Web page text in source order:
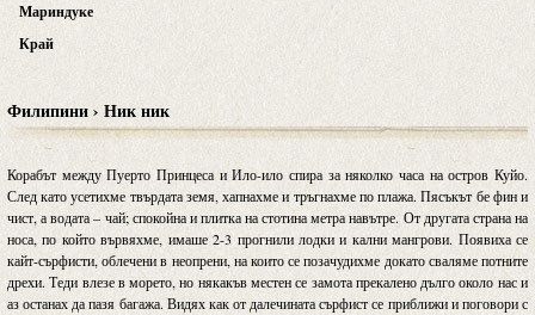
Мариндуке
Край
Филипини › Ник ник
Корабът между Пуерто Принцеса и Ило-ило спира за няколко часа на остров Куйо.
След като усетихме твърдата земя, хапнахме и тръгнахме по плажа. Пясъкът бе фин и
чист, а водата – чай; спокойна и плитка на стотина метра навътре. От другата страна на
носа, по който вървяхме, имаше 2-3 прогнили лодки и кални мангрови. Появиха се
кайт-сърфисти, облечени в неопрени, на които се позачудихме докато сваляме потните
дрехи. Теди влезе в морето, но някакъв местен се замота прекалено дълго около нас и
аз останах да пазя багажа. Видях как от далечината сърфист се приближи и поговори с